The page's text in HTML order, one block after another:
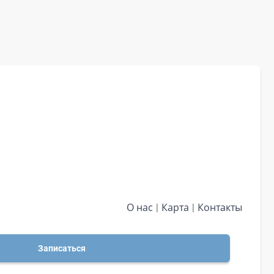
О нас Карта Контакты
Записаться